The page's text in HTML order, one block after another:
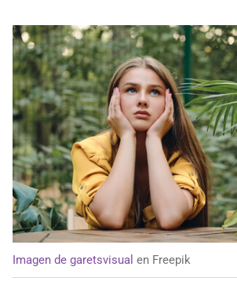
Imagen de garetsvisual en Freepik